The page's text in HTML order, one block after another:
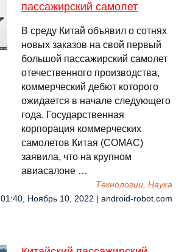
пассажирский самолет
В среду Китай объявил о сотнях
новых заказов на свой первый
большой пассажирский самолет
отечественного производства,
коммерческий дебют которого
ожидается в начале следующего
года. Государственная
корпорация коммерческих
самолетов Китая (COMAC)
заявила, что на крупном
авиасалоне …
Технологии, Наука
01:40, Ноябрь 10, 2022 | android-robot.com